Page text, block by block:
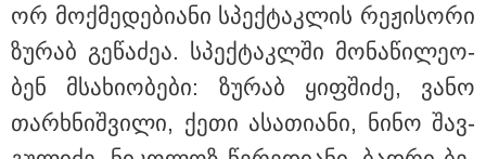
ორ მოქ­მე­დე­ბი­ა­ნი სპექ­ტაკ­ლის რე­ჟი­სო­რი
ზუ­რაბ გე­წა­ძეა. სპექ­ტაკლში მო­ნა­წი­ლე­ო­
ბენ მსა­ხი­ო­ბე­ბი: ზუ­რაბ ყიფ­ში­ძე, ვანო
თარ­ხნიშ­ვი­ლი, ქეთი ასა­თი­ა­ნი, ნინო შავ­